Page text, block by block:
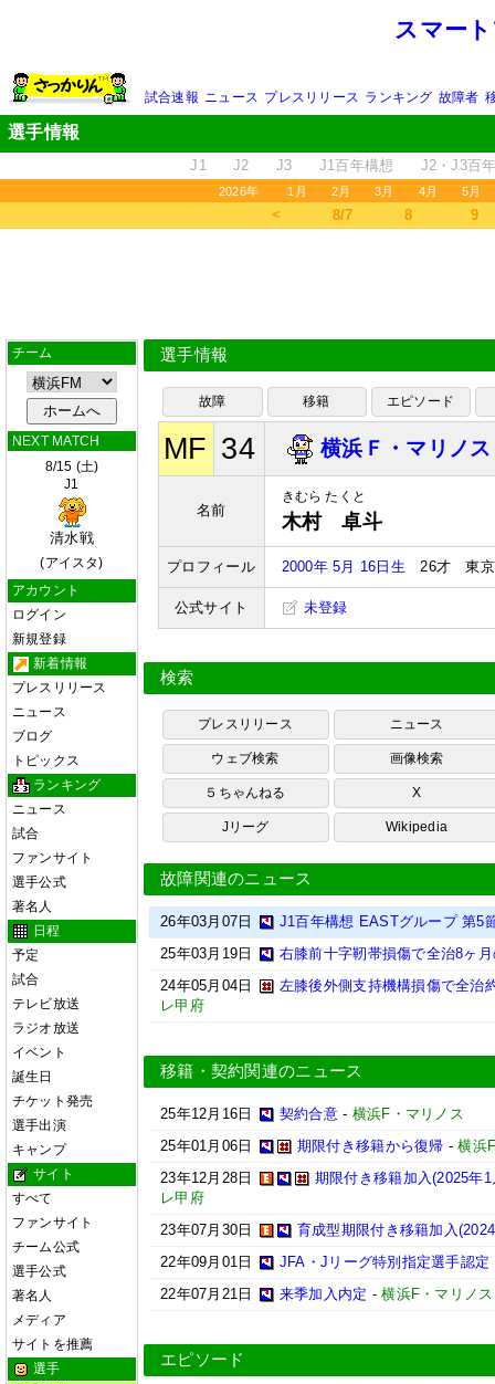
スマー
試合速報 ニュース プレスリリース ランキング 故障者
選手情報
J1 J2 J3 J1百年構想 J2・J3百
2026年 1月 2月 3月 4月 5月
＜ 8/7 8 9
チーム
NEXT MATCH
8/15 (土)
J1
清水戦
(アイスタ)
アカウント
ログイン
新規登録
新着情報
プレスリリース
ニュース
ブログ
トピックス
ランキング
ニュース
試合
ファンサイト
選手公式
著名人
日程
予定
試合
テレビ放送
ラジオ放送
イベント
誕生日
チケット発売
選手出演
キャンプ
サイト
すべて
ファンサイト
チーム公式
選手公式
著名人
メディア
サイトを推薦
選手
選手情報
故障 移籍 エピソード
MF 34 横浜Ｆ・マリノス
名前
きむら たくと
木村 卓斗
プロフィール 2000年 5月 16日生 26才 東京
公式サイト 未登録
検索
プレスリリース ニュース
ウェブ検索 画像検索
５ちゃんねる X
Jリーグ Wikipedia
故障関連のニュース
26年03月07日
J1百年構想 EASTグループ 第5
25年03月19日
右膝前十字靭帯損傷で全治8ヶ
24年05月04日
左膝後外側支持機構損傷で全治
レ甲府
移籍・契約関連のニュース
25年12月16日 契約合意 - 横浜F・マリノス
25年01月06日
期限付き移籍から復帰 -横浜
23年12月28日
期限付き移籍加入(2025年
レ甲府
23年07月30日
育成型期限付き移籍加入
22年09月01日
JFA・Jリーグ特別指定選手認定
22年07月21日
来季加入内定 -横浜F・マリノス
エピソード